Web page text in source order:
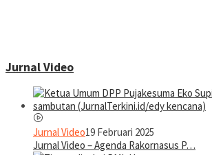
Jurnal Video
Jurnal Video19 Februari 2025
Jurnal Video – Agenda Rakornasus P…